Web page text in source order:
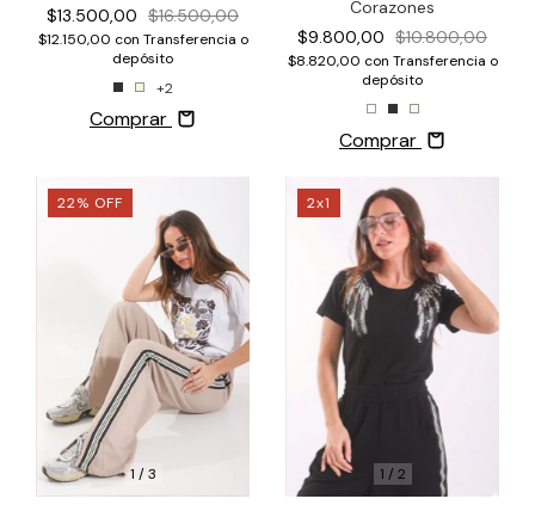
$13.500,00 $16.500,00
$12.150,00 con Transferencia o
depósito
+2
Comprar
Corazones
$9.800,00 $10.800,00
$8.820,00 con Transferencia o
depósito
Comprar
1 /3
22% OFF
1 / 2
2x1